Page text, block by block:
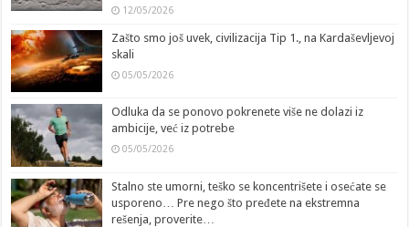
12/05/2026
Zašto smo još uvek, civilizacija Tip 1., na Kardaševljevoj
skali
05/05/2026
Odluka da se ponovo pokrenete više ne dolazi iz
ambicije, već iz potrebe
05/05/2026
Stalno ste umorni, teško se koncentrišete i osećate se
usporeno… Pre nego što pređete na ekstremna
rešenja, proverite…